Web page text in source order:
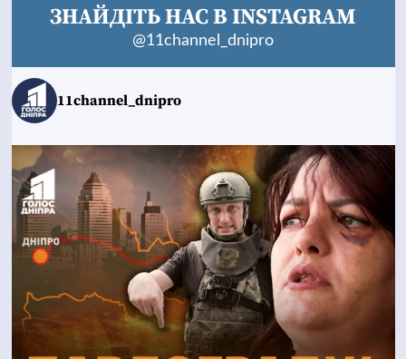
ЗНАЙДІТЬ НАС В INSTAGRAM
@11channel_dnipro
11channel_dnipro